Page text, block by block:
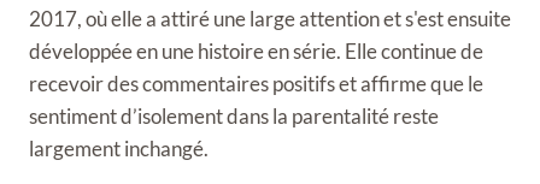
2017, où elle a attiré une large attention et s'est ensuite
développée en une histoire en série. Elle continue de
recevoir des commentaires positifs et affirme que le
sentiment d’isolement dans la parentalité reste
largement inchangé.